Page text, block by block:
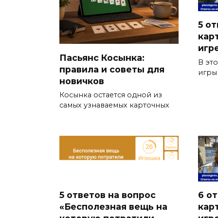
Пасьянс Косынка:
правила и советы для
новичков
Косынка остается одной из
самых узнаваемых карточных
5
В
5 ответов на вопрос
«Бесполезная вещь на
6